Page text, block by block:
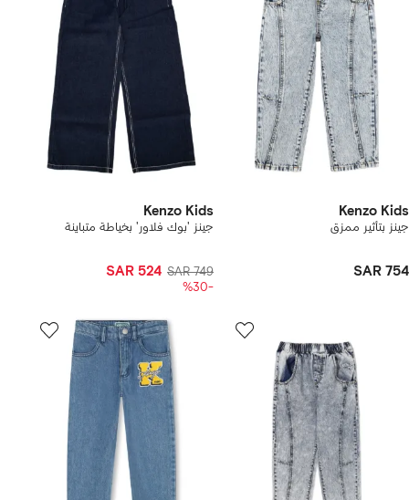
Kenzo Kids
جينز بتأثير ممزق
SAR 754
Kenzo Kids
جينز 'بوك فلاور' بخياطة متباينة
SAR 749
SAR 524
-%30